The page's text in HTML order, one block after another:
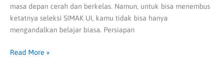
masa depan cerah dan berkelas. Namun, untuk bisa menembus
ketatnya seleksi SIMAK UI, kamu tidak bisa hanya
mengandalkan belajar biasa. Persiapan
Read More »